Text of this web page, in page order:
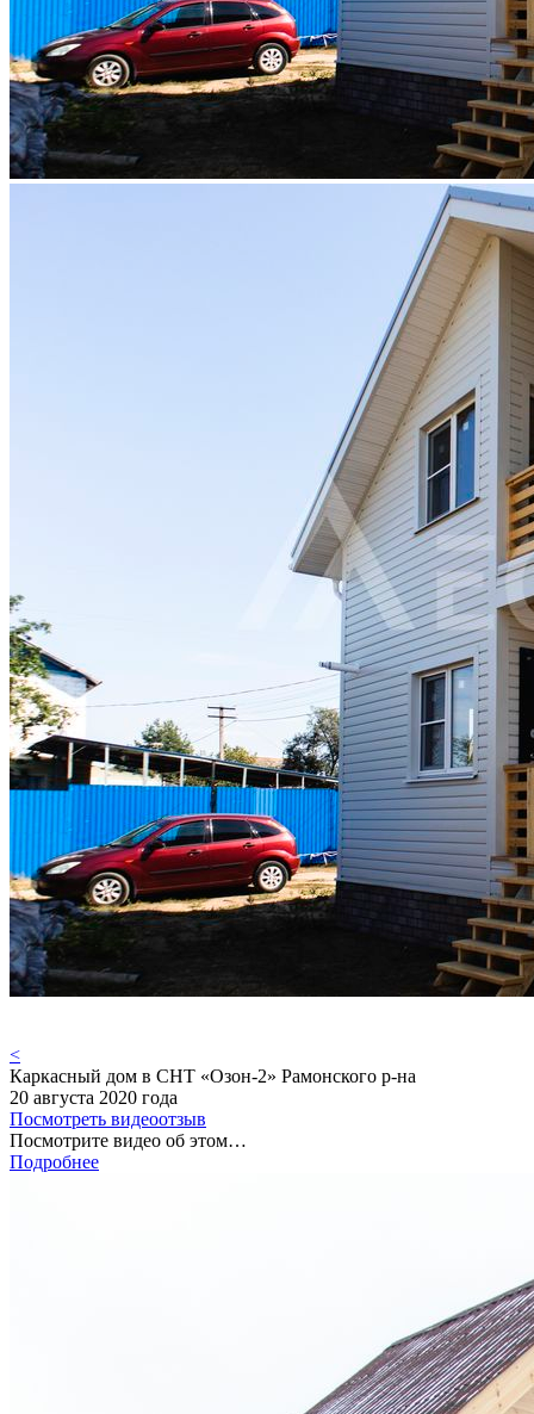
<
Каркасный дом в СНТ «Озон-2» Рамонского р-на
20 августа 2020 года
Посмотреть видеоотзыв
Посмотрите видео об этом…
Подробнее